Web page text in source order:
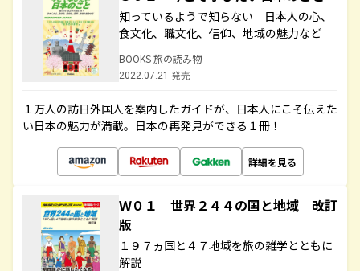
知っているようで知らない 日本人の心、
食文化、職文化、信仰、地域の魅力など
BOOKS 旅の読み物
2022.07.21 発売
１万人の訪日外国人を案内したガイドが、日本人にこそ伝えた
い日本の魅力が満載。日本の再発見ができる１冊！
詳細を見る
Ｗ０１ 世界２４４の国と地域 改訂
版
１９７ヵ国と４７地域を旅の雑学とともに
解説